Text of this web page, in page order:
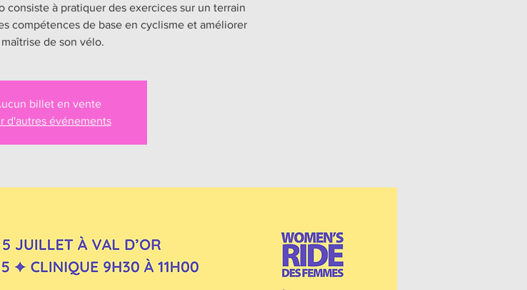
consiste à pratiquer des exercices sur un terrain
compétences de base en cyclisme et améliorer
maîtrise de son vélo.
billet en vente
d'autres événements